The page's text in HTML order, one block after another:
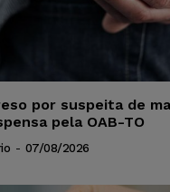
por suspeita de
pela OAB-TO
- 07/08/2026